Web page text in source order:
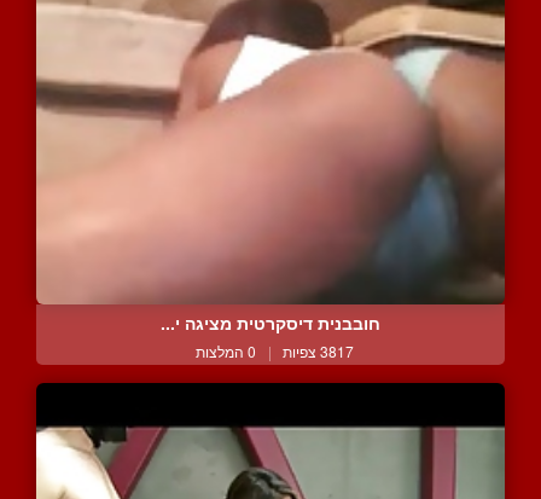
חובבנית דיסקרטית מציגה י...
3817 צפיות | 0 המלצות